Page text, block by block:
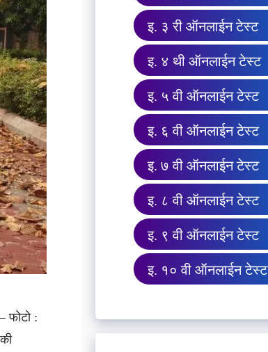
फोटो :
इ. ३ री ऑनलाईन टेस्ट
इ. ४ थी ऑनलाईन टेस्ट
इ. ५ वी ऑनलाईन टेस्ट
इ. ६ वी ऑनलाईन टेस्ट
इ. ७ वी ऑनलाईन टेस्ट
इ. ८ वी ऑनलाईन टेस्ट
इ. ९ वी ऑनलाईन टेस्ट
इ. १० वी ऑनलाईन टेस्ट